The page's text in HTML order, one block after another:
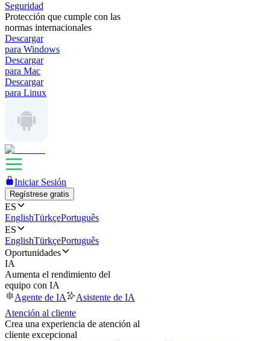
Seguridad
Protección que cumple con las
normas internacionales
Descargar
para Windows
Descargar
para Mac
Descargar
para Linux
Iniciar Sesión
Regístrese gratis
ES
EnglishTürkçePortuguês
ES
EnglishTürkçePortuguês
Oportunidades
IA
Aumenta el rendimiento del
equipo con IA
Agente de IA
Asistente de IA
Atención al cliente
Crea una experiencia de atención al
cliente excepcional